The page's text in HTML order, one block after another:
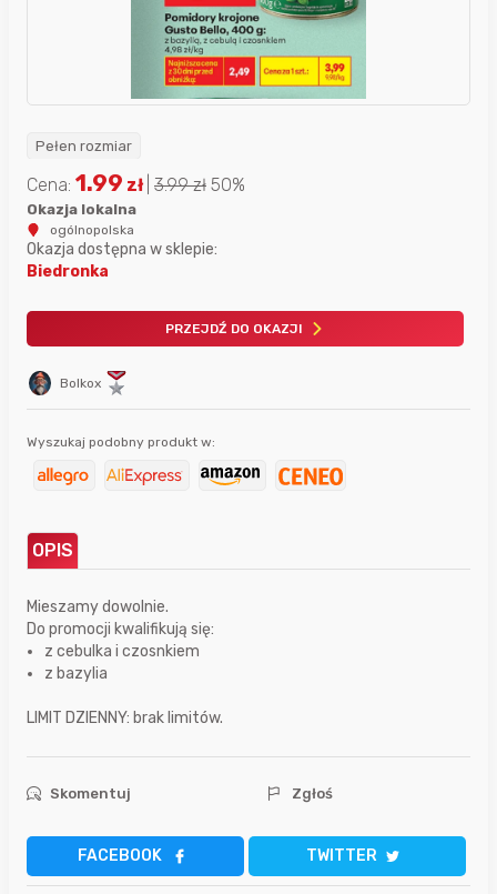
Pełen rozmiar
Bolkox
Cena: 1.99 zł 3.99zł 50%
Okazja lokalna
ogólnopolska
Okazja dostępna w sklepie:
Biedronka
PRZEJDŹ DO OKAZJI
Wyszukaj podobny produkt w:
OPIS
Mieszamy dowolnie.
Do promocji kwalifikują się:
z cebulka i czosnkiem
z bazylia
LIMIT DZIENNY: brak limitów.
Skomentuj Zgłoś
FACEBOOK TWITTER